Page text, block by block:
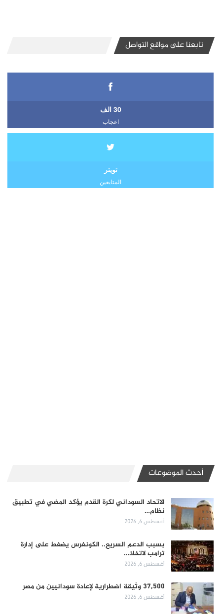
تابعنا على مواقع التواصل
30 الف
اعجاب
تويتر
المتابعين
أحدث الموضوعات
الاتحاد السوداني لكرة القدم يؤكد المضي في تطبيق
نظام…
أغسطس 6, 2026
بسبب الدعم السريع.. الكونغرس يضغط على إدارة
ترامب لاتخاذ…
أغسطس 6, 2026
37,500 وثيقة اضطرارية لإعادة سودانيين من مصر
أغسطس 6, 2026